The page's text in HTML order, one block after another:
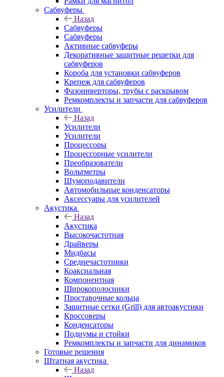
Сабвуферы
Назад
Сабвуферы
Сабвуферы
Активные сабвуферы
Декоративные защитные решетки для
сабвуферов
Короба для установки сабвуферов
Крепеж для сабвуферов
Фазоинверторы, трубы с раскрывом
Ремкомплекты и запчасти для сабвуферов
Усилители
Назад
Усилители
Усилители
Процессоры
Процессорные усилители
Преобразователи
Вольтметры
Шумоподавители
Автомобильные конденсаторы
Аксессуары для усилителей
Акустика
Назад
Акустика
Высокочастотная
Драйверы
Мидбасы
Среднечастотники
Коаксиальная
Компонентная
Широкополосники
Проставочные кольца
Защитные сетки (Grill) для автоакустики
Кроссоверы
Конденсаторы
Подиумы и стойки
Ремкомплекты и запчасти для динамиков
Готовые решения
Штатная акустика
Назад